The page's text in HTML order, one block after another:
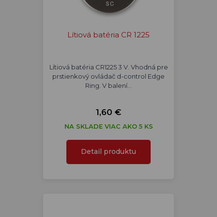
Lítiová batéria CR 1225
Lítiová batéria CR1225 3 V. Vhodná pre
prstienkový ovládač d-control Edge
Ring. V balení…
1,60 €
NA SKLADE VIAC AKO 5 KS
Detail produktu